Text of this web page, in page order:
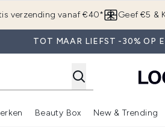
verzending vanaf €40* Geef €5 &
TOT MAAR LIEFST -30% OP
Enter submenu (Zomer)Enter submenu (Sale) Enter submenu (Merken)
Beauty Box
Enter
New & Trending